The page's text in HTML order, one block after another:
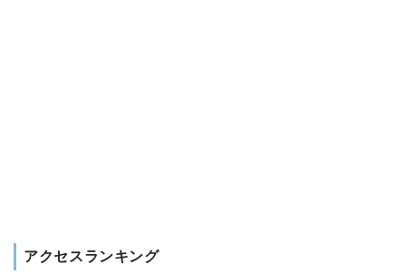
アクセスランキング